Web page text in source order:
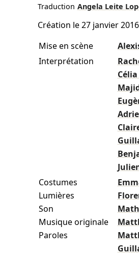
Traduction Angela Leite
Création le27 janvier 2016
Mise en scène
Interprétation
Costumes
Lumières
Son
Musique originale
Paroles